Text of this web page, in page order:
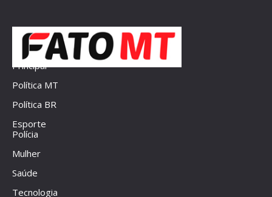
Principal
Política MT
Política BR
Esporte
Polícia
Mulher
Saúde
Tecnologia